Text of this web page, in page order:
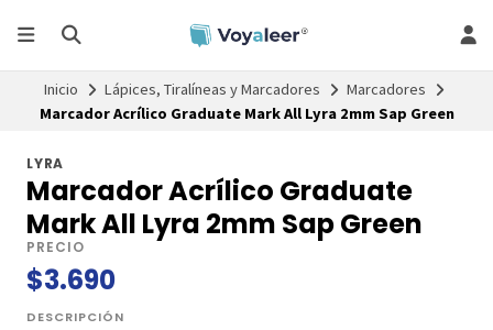
Inicio Lápices, Tiralíneas y Marcadores
Marcadores
Marcador Acrílico Graduate Mark All Lyra 2mm Sap Green
LYRA
Marcador Acrílico Graduate
Mark All Lyra 2mm Sap Green
PRECIO
$3.690
DESCRIPCIÓN